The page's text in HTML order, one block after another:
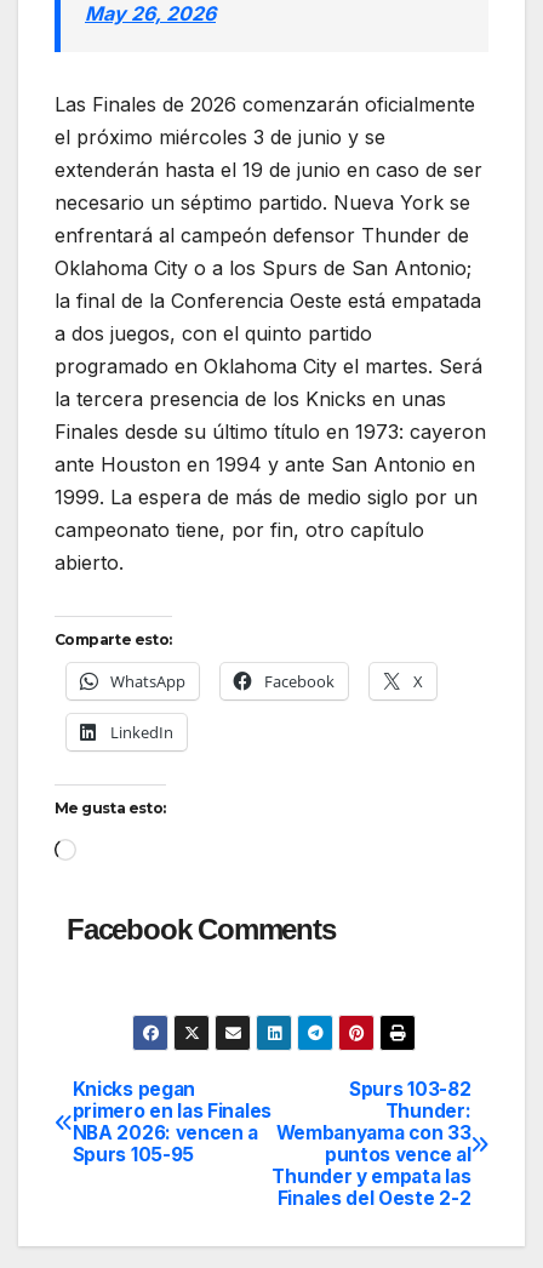
May 26, 2026
Las Finales de 2026 comenzarán oficialmente
el próximo miércoles 3 de junio y se
extenderán hasta el 19 de junio en caso de ser
necesario un séptimo partido. Nueva York se
enfrentará al campeón defensor Thunder de
Oklahoma City o a los Spurs de San Antonio;
la final de la Conferencia Oeste está empatada
a dos juegos, con el quinto partido
programado en Oklahoma City el martes. Será
la tercera presencia de los Knicks en unas
Finales desde su último título en 1973: cayeron
ante Houston en 1994 y ante San Antonio en
1999. La espera de más de medio siglo por un
campeonato tiene, por fin, otro capítulo
abierto.
Comparte esto:
WhatsApp Facebook X
LinkedIn
Me gusta esto:
Cargando...
Facebook Comments
Navegación
de
Spurs 103-82
Thunder:
Wembanyama con 33
puntos vence al
Thunder y empata las
Finales del Oeste 2-2
Knicks pegan
primero en las Finales
NBA 2026: vencen a
Spurs 105-95